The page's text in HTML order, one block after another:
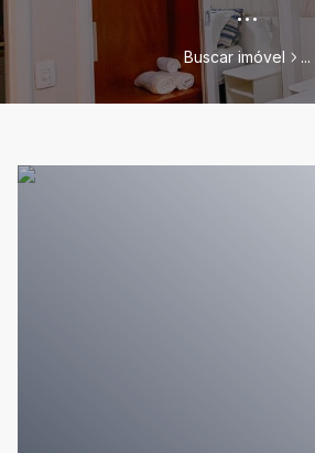
...
Buscar imóvel ...